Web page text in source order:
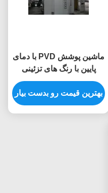
ماشین پوشش PVD با دمای
پایین با رنگ های تزئینی
متعدد و منبع یونیفورم یون
برای فنجان های سرامیکی
بهترین قیمت رو بدست بیار